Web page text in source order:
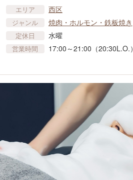
エリア 西区
ジャンル 焼肉・ホルモン・鉄板焼き
定休日 水曜
営業時間 17:00～21:00（20:30L.O.）